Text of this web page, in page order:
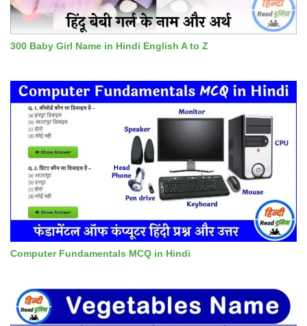
300 Baby Girl Name in Hindi English A to Z
Computer Fundamentals MCQ in Hindi